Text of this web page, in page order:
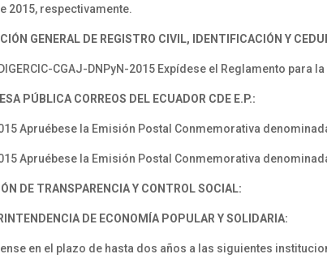
2015, respectivamente.
GENERAL DE REGISTRO CIVIL, IDENTIFICACIÓN Y
CGAJ-DNPyN-2015 Expídese el Reglamento
PÚBLICA CORREOS DEL ECUADOR CDE E.P.:
Apruébese la Emisión Postal Conmemorativa
Apruébese la Emisión Postal Conmemorativa
DE TRANSPARENCIA Y CONTROL SOCIAL:
DE ECONOMÍA POPULAR Y SOLIDARIA:
en el plazo de hasta dos años a las siguientes